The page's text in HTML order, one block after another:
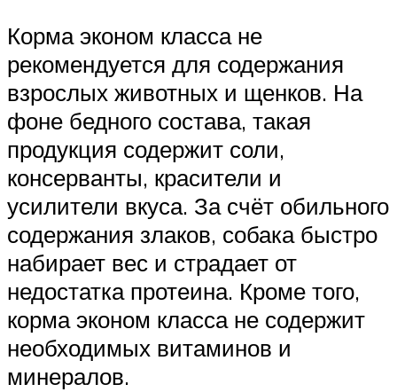
Корма эконом класса не
рекомендуется для содержания
взрослых животных и щенков. На
фоне бедного состава, такая
продукция содержит соли,
консерванты, красители и
усилители вкуса. За счёт обильного
содержания злаков, собака быстро
набирает вес и страдает от
недостатка протеина. Кроме того,
корма эконом класса не содержит
необходимых витаминов и
минералов.